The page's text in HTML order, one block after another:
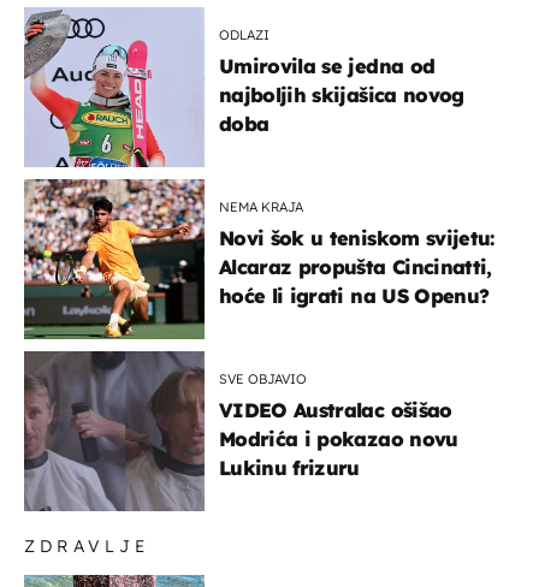
ZDRAVLJE
ODLAZI
Umirovila se jedna od
najboljih skijašica novog
doba
NEMA KRAJA
Novi šok u teniskom svijetu:
Alcaraz propušta Cincinatti,
hoće li igrati na US Openu?
SVE OBJAVIO
VIDEO Australac ošišao
Modrića i pokazao novu
Lukinu frizuru